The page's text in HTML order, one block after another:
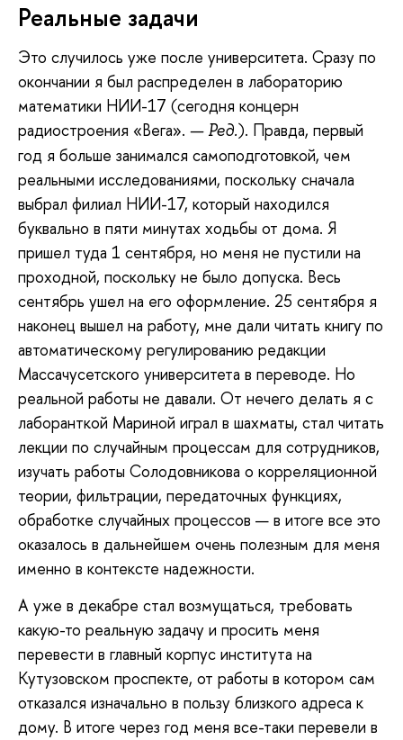
Реальные задачи
Это случилось уже после университета. Сразу по
окончании я был распределен в лабораторию
математики НИИ-17 (сегодня концерн
радиостроения «Вега». — Ред.). Правда, первый
год я больше занимался самоподготовкой, чем
реальными исследованиями, поскольку сначала
выбрал филиал НИИ-17, который находился
буквально в пяти минутах ходьбы от дома. Я
пришел туда 1 сентября, но меня не пустили на
проходной, поскольку не было допуска. Весь
сентябрь ушел на его оформление. 25 сентября я
наконец вышел на работу, мне дали читать книгу по
автоматическому регулированию редакции
Массачусетского университета в переводе. Но
реальной работы не давали. От нечего делать я с
лаборанткой Мариной играл в шахматы, стал читать
лекции по случайным процессам для сотрудников,
изучать работы Солодовникова о корреляционной
теории, фильтрации, передаточных функциях,
обработке случайных процессов — в итоге все это
оказалось в дальнейшем очень полезным для меня
именно в контексте надежности.
А уже в декабре стал возмущаться, требовать
какую-то реальную задачу и просить меня
перевести в главный корпус института на
Кутузовском проспекте, от работы в котором сам
отказался изначально в пользу близкого адреса к
дому. В итоге через год меня все-таки перевели в